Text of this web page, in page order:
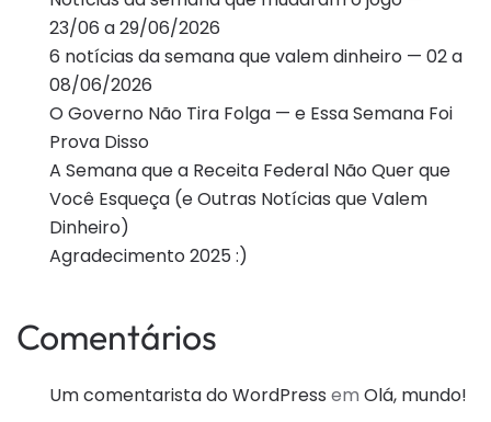
23/06 a 29/06/2026
6 notícias da semana que valem dinheiro — 02 a
08/06/2026
O Governo Não Tira Folga — e Essa Semana Foi
Prova Disso
A Semana que a Receita Federal Não Quer que
Você Esqueça (e Outras Notícias que Valem
Dinheiro)
Agradecimento 2025 :)
Comentários
Um comentarista do WordPress em Olá, mundo!